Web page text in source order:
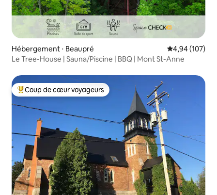
Hébergement ⋅ Beaupré Évaluation
4,94 (107)
Le Tree-House | Sauna/Piscine | BBQ | Mont St-Anne
Coups de cœur voyageurs les plus appréciés
Coup de cœur voyageurs